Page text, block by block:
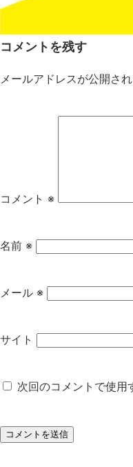
コメントを残す
メールアドレスが公開さ
コメント ※
名前 ※
メール ※
サイト
次回のコメントで使用